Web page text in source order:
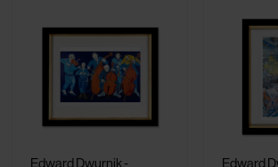
Edward Dwurnik -
Edward